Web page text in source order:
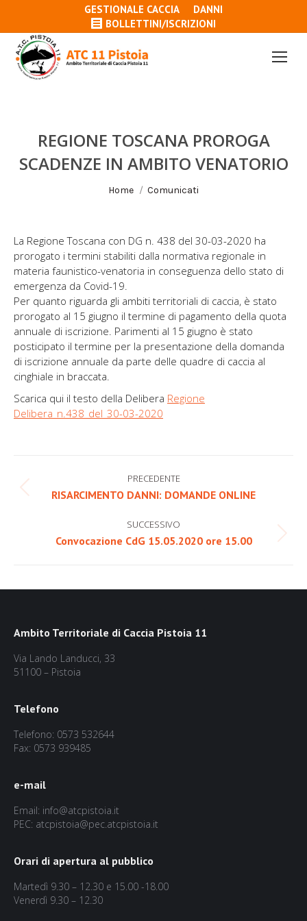
GESTIONALE CACCIA
DANNI
BOLLETTINI/ISCRIZIONI
REGIONE TOSCANA PROROGA
SCADENZE IN AMBITO VENATORIO
Tu sei qui:
Home Comunicati
La Regione Toscana con DG n. 438 del 30-03-2020 ha
prorogato i termini stabiliti dalla normativa regionale in
materia faunistico-venatoria in conseguenza dello stato di
emergenza da Covid-19.
Per quanto riguarda gli ambiti territoriali di caccia, è stato
prorogato al 15 giugno il termine di pagamento della quota
annuale di iscrizione. Parimenti al 15 giugno è stato
posticipato il termine per la presentazione della domanda
di iscrizione annuale da parte delle quadre di caccia al
cinghiale in braccata.
Scarica qui il testo della Delibera Regione
Delibera_n.438_del_30-03-2020
tra
PRECEDENTE
Post
RISARCIMENTO DANNI: DOMANDE ONLINE
SUCCESSIVO
Prossimo
Convocazione CdG 15.05.2020 ore 15.00
Ambito Territoriale di Caccia Pistoia 11
Via Lando Landucci, 33
51100 – Pistoia
Telefono
Telefono: 0573 532644
Fax: 0573 939485
e-mail
Email: info@atcpistoia.it
PEC: atcpistoia@pec.atcpistoia.it
Orari di apertura al pubblico
Martedì 9.30 – 12.30 e 15.00 -18.00
Venerdì 9.30 – 12.30